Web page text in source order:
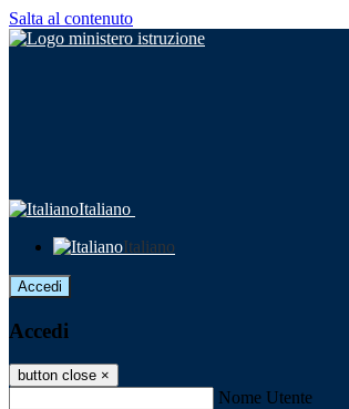
Salta al contenuto
Italiano
Italiano
Accedi
Accedi
button close ×
Nome Utente